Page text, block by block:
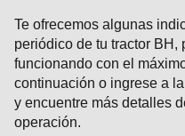
Te ofrecemos algunas
periódico de tu tractor BH,
funcionando con el
continuación o ingrese a
y encuentre más detalles
operación.